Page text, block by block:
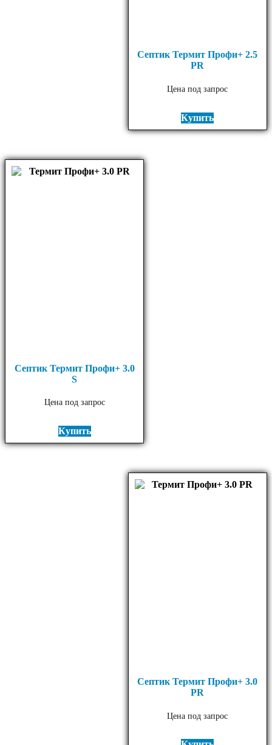
Септик Термит Профи+ 2.5
PR
Цена под запрос
Купить
Септик Термит Профи+ 3.0
S
Цена под запрос
Купить
Септик Термит Профи+ 3.0
PR
Цена под запрос